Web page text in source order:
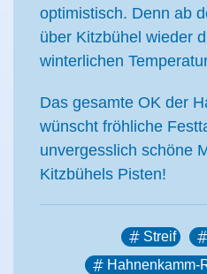
optimistisch. Denn ab
über Kitzbühel wieder
winterlichen
Das gesamte OK der
wünscht fröhliche
unvergesslich schöne
Kitzbühels Pisten!
Streif
Hahnenkamm-